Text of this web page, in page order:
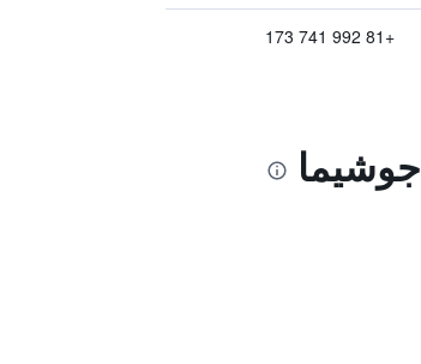
+81 992 741 173